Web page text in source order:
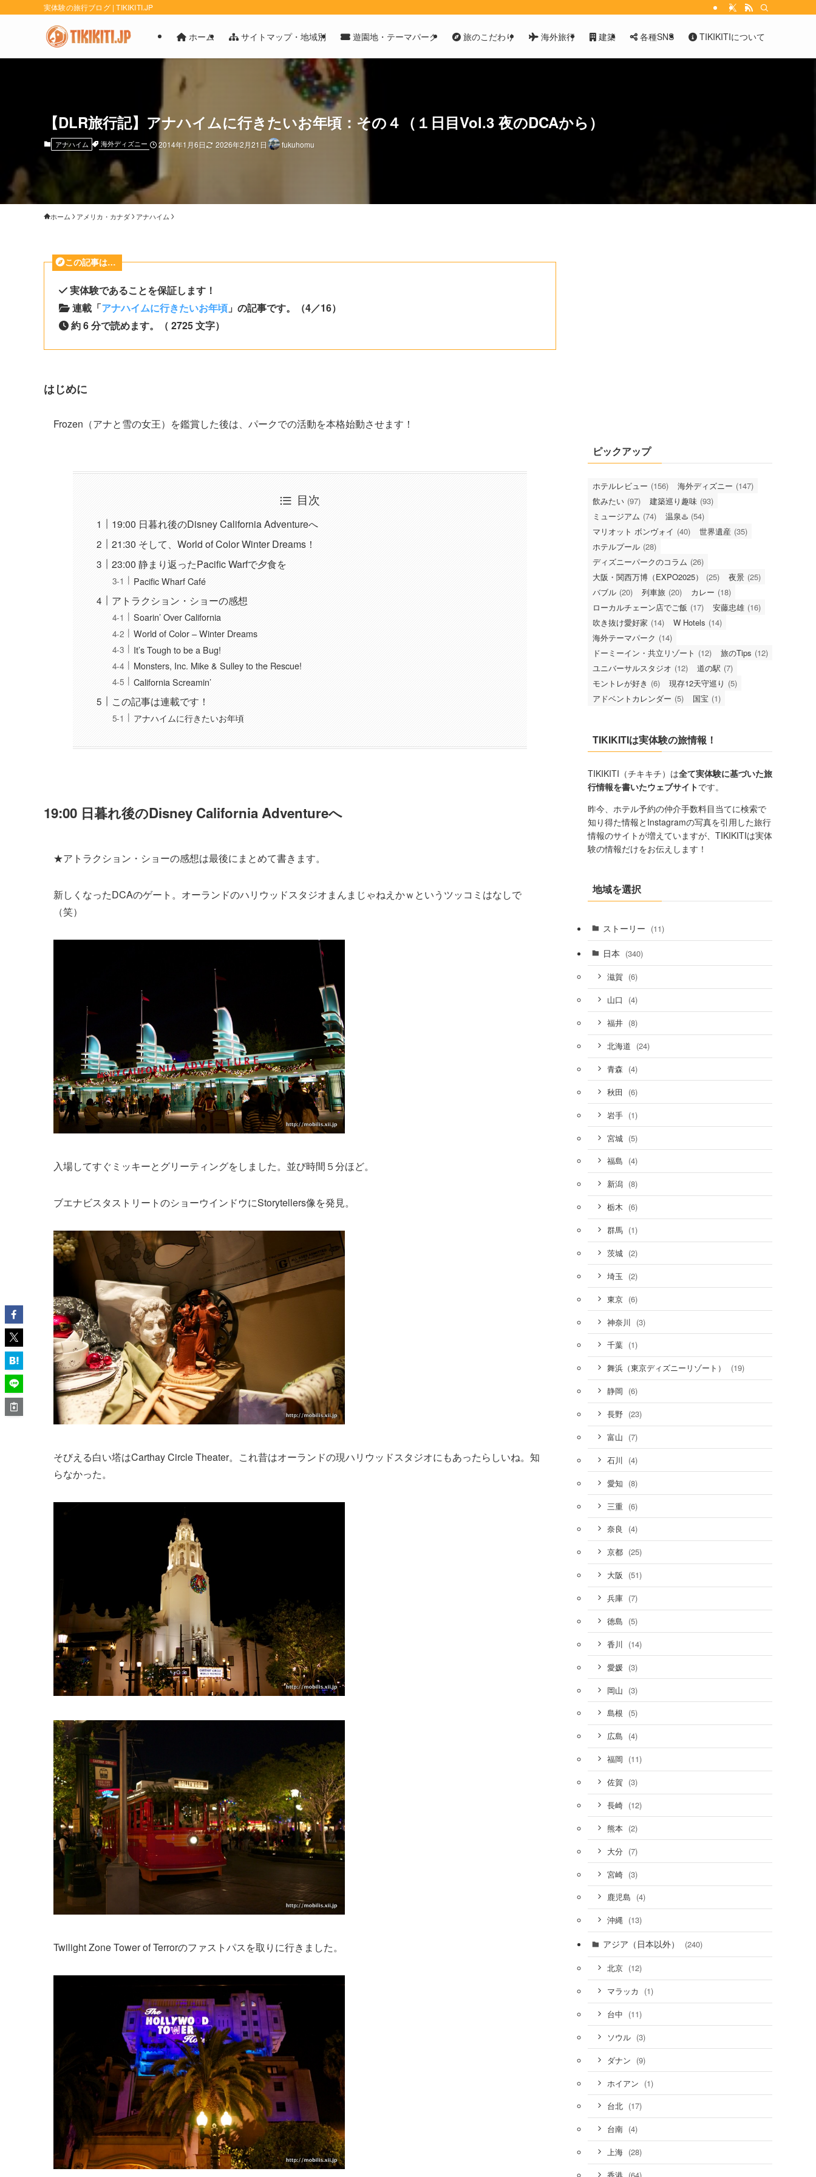
実体験の旅行ブログ | TIKIKITI.JP
ホーム サイトマップ・地域別 遊園地・テーマパーク 旅のこだわり 海外旅行 建築 各種SNS TIKIKITIについて
【DLR旅行記】アナハイムに行きたいお年頃：その４（１日目Vol.3 夜のDCAから）
アナハイム 海外ディズニー 2014年1月6日 2026年2月21日 fukuhomu
ホーム アメリカ・カナダ アナハイム
この記事は…
実体験であることを保証します！
連載「アナハイムに行きたいお年頃 」の記事です。（4／16）
約 6 分で読めます。（ 2725 文字）
はじめに
Frozen（アナと雪の女王）を鑑賞した後は、パークでの活動を本格始動させます！
目次
19:00 日暮れ後のDisney California Adventureへ
21:30 そして、World of Color Winter Dreams！
23:00 静まり返ったPacific Warfで夕食を
Pacific Wharf Café
アトラクション・ショーの感想
Soarin’ Over California
World of Color – Winter Dreams
It’s Tough to be a Bug!
Monsters, Inc. Mike & Sulley to the Rescue!
California Screamin’
この記事は連載です！
アナハイムに行きたいお年頃
19:00 日暮れ後のDisney California Adventureへ
★アトラクション・ショーの感想は最後にまとめて書きます。
新しくなったDCAのゲート。オーランドのハリウッドスタジオまんまじゃねえかｗというツッコミはなしで
（笑）
入場してすぐミッキーとグリーティングをしました。並び時間５分ほど。
ブエナビスタストリートのショーウインドウにStorytellers像を発見。
そびえる白い塔はCarthay Circle Theater。これ昔はオーランドの現ハリウッドスタジオにもあったらしいね。知
らなかった。
Twilight Zone Tower of Terrorのファストパスを取りに行きました。
ピックアップ
ホテルレビュー (156) 海外ディズニー (147)
飲みたい (97) 建築巡り趣味 (93)
ミュージアム (74) 温泉♨️ (54)
マリオット ボンヴォイ (40) 世界遺産 (35)
ホテルプール (28)
ディズニーパークのコラム (26)
大阪・関西万博（EXPO2025）
(25) 夜景 (25)
バブル (20) 列車旅 (20) カレー (18)
ローカルチェーン店でご飯 (17) 安藤忠雄 (16)
吹き抜け愛好家 (14) W Hotels (14)
海外テーマパーク (14)
ドーミーイン・共立リゾート (12) 旅のTips (12)
ユニバーサルスタジオ (12) 道の駅 (7)
モントレが好き (6) 現存12天守巡り (5)
アドベントカレンダー (5) 国宝 (1)
TIKIKITIは実体験の旅情報！
TIKIKITI（チキキチ）は全て実体験に基づいた旅
行情報を書いたウェブサイトです。
昨今、ホテル予約の仲介手数料目当てに検索で
知り得た情報とInstagramの写真を引用した旅行
情報のサイトが増えていますが、TIKIKITIは実体
験の情報だけをお伝えします！
地域を選択
ストーリー (11)
日本 (340)
滋賀 (6)
山口 (4)
福井 (8)
北海道 (24)
青森 (4)
秋田 (6)
岩手 (1)
宮城 (5)
福島 (4)
新潟 (8)
栃木 (6)
群馬 (1)
茨城 (2)
埼玉 (2)
東京 (6)
神奈川 (3)
千葉 (1)
舞浜（東京ディズニーリゾート） (19)
静岡 (6)
長野 (23)
富山 (7)
石川 (4)
愛知 (8)
三重 (6)
奈良 (4)
京都 (25)
大阪 (51)
兵庫 (7)
徳島 (5)
香川 (14)
愛媛 (3)
岡山 (3)
島根 (5)
広島 (4)
福岡 (11)
佐賀 (3)
長崎 (12)
熊本 (2)
大分 (7)
宮崎 (3)
鹿児島 (4)
沖縄 (13)
アジア（日本以外） (240)
北京 (12)
マラッカ (1)
台中 (11)
ソウル (3)
ダナン (9)
ホイアン (1)
台北 (17)
台南 (4)
上海 (28)